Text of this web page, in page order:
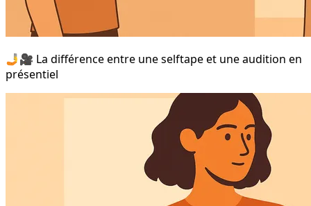
🤳🎥 La différence entre une selftape et une audition en
présentiel